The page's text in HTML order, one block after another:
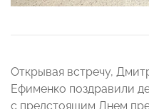
Открывая встречу,
Ефименко поздравили
с предстоящим Днем